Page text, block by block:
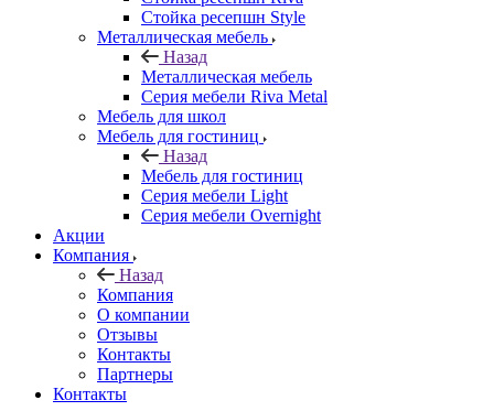
Стойка ресепшн Style
Металлическая мебель
Назад
Металлическая мебель
Серия мебели Riva Metal
Мебель для школ
Мебель для гостиниц
Назад
Мебель для гостиниц
Серия мебели Light
Серия мебели Overnight
Акции
Компания
Назад
Компания
О компании
Отзывы
Контакты
Партнеры
Контакты